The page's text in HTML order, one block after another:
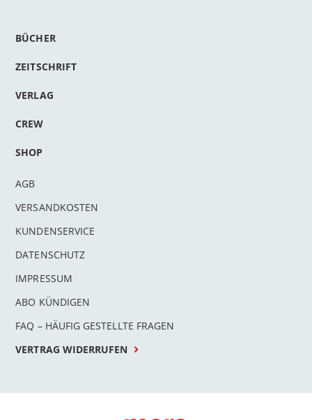
BÜCHER
ZEITSCHRIFT
VERLAG
CREW
SHOP
AGB
VERSANDKOSTEN
KUNDENSERVICE
DATENSCHUTZ
IMPRESSUM
ABO KÜNDIGEN
FAQ – HÄUFIG GESTELLTE FRAGEN
VERTRAG WIDERRUFEN